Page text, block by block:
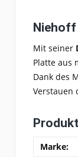
Niehoff
Mit seiner
Platte aus
Dank des
Verstauen
Marke: